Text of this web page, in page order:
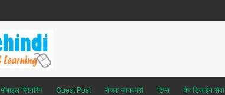
मोबाइल रिपेयरिंग Guest Post रोचक जानकारी टिप्स वेब डिजाईन सेवा